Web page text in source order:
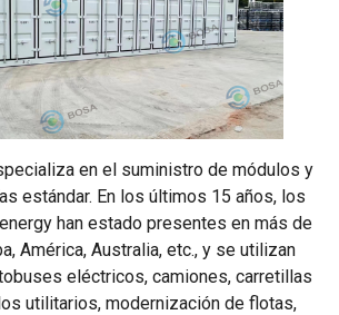
en el suministro de módulos y
estándar. En los últimos 15 años, los
han estado presentes en más de
América, Australia, etc., y se utilizan
eléctricos, camiones, carretillas
utilitarios, modernización de flotas,